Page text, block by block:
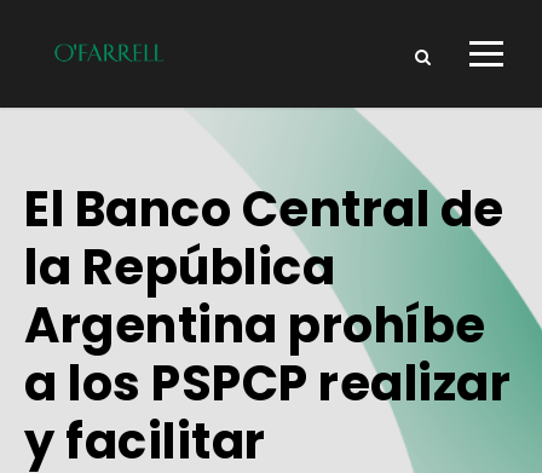
El Banco Central de
la República
Argentina prohíbe
a los PSPCP realizar
y facilitar